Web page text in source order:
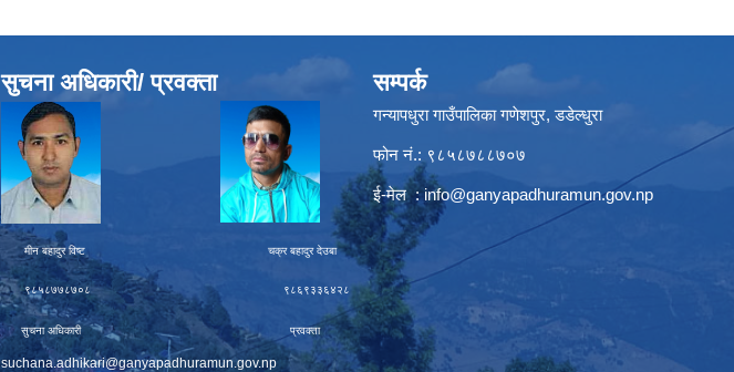
सुचना अधिकारी/ प्रवक्ता
मीन बहादुर विष्ट चक्र बहादुर देउबा
९८५८७७८७०८ ९८६९३३६४२८
सुचना अधिकारी प्रवक्ता
suchana.adhikari@ganyapadhuramun.gov.np
सम्पर्क
गन्यापधुरा गाउँपालिका गणेशपुर, डडेल्धुरा
फोन नं.: ९८५८७८८७०७
ई-मेल :info@ganyapadhuramun.gov.np